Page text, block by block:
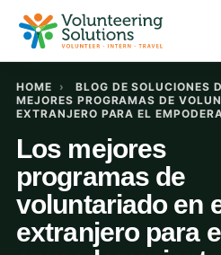
HOME › BLOG DE SOLUCIONES
MEJORES PROGRAMAS DE
EXTRANJERO PARA EL
Los mejores
programas de
voluntariado en
extranjero para